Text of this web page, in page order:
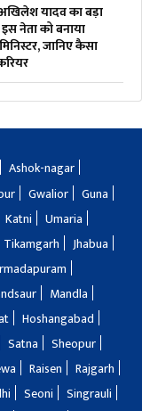
यादव का बड़ा
नेता को बनाया
जानिए कैसा
Ashok-nagar
Gwalior
Guna
Katni
Umaria
Tikamgarh
Jhabua
Mandla
Hoshangabad
Satna
Sheopur
Raisen
Rajgarh
Seoni
Singrauli